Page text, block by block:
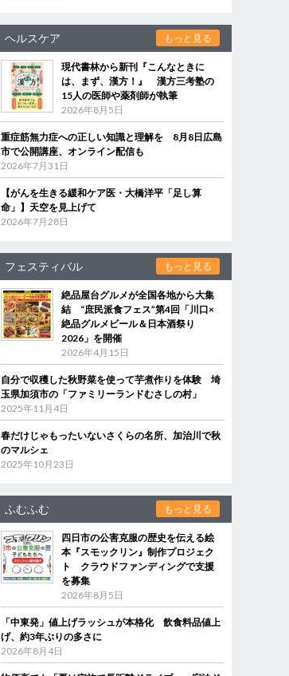
ヘルスケア もっと見る
現代書林から新刊『こんなときに
は、まず、漢方！』 漢方三考塾の
15人の医師や薬剤師が執筆
2026年8月5日
重症筋無力症への正しい知識と理解を 8月8日広島
市で公開講座、オンライン配信も
2026年7月31日
【がんを生きる緩和ケア医・大橋洋平「足し算
命」】天空を見上げて
2026年7月28日
フェスティバル もっと見る
絶品屋台グルメが全国各地から大集
結 “庶民派食フェス”第4回「川口×
絶品グルメビール＆日本酒祭り
2026」を開催
2026年4月15日
自分で収穫した秋野菜を使って芋煮作りを体験 埼
玉県加須市の「ファミリーランドむさしの村」
2025年11月4日
春だけじゃもったいないさくらの名所、加治川で秋
のマルシェ
2025年10月23日
ふむふむ もっと見る
四日市の公害克服の歴史を伝える絵
本『スモックリン』制作プロジェク
ト クラウドファンディングで支援
を募集
2026年8月5日
「中東発」値上げラッシュが本格化 飲食料品値上
げ、約3年ぶりの多さに
2026年8月4日